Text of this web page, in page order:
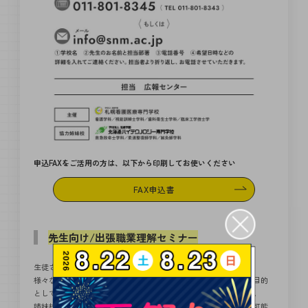
申込FAXをご活用の方は、以下から印刷してお使いください
FAX申込書
先生向け/出張職業理解セミナー
生徒さんの進路選択サポートを行う高校教員のみなさま向けに
様々な職業を体験していただき職業理解を深めていただくことを目的
として、「高校教員向け職業理解セミナー」を開催しております。